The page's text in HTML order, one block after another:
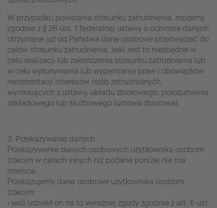
W przypadku powstania stosunku zatrudnienia, możemy
zgodnie z § 26 ust. 1 federalnej ustawy o ochronie danych
otrzymane już od Państwa dane osobowe przetwarzać do
celów stosunku zatrudnienia, jeśli jest to niezbędne w
celu realizacji lub zakończenia stosunku zatrudnienia lub
w celu wykonywania lub wypełniania praw i obowiązków
reprezentacji interesów osób zatrudnionych,
wynikających z ustawy, układu zbiorowego, porozumienia
zakładowego lub służbowego (umowa zbiorowa).
3. Przekazywanie danych
Przekazywanie danych osobowych użytkownika osobom
trzecim w celach innych niż podane poniżej nie ma
miejsca.
Przekazujemy dane osobowe użytkownika osobom
trzecim:
• jeśli udzielił on na to wyraźnej zgody zgodnie z art. 6 ust.